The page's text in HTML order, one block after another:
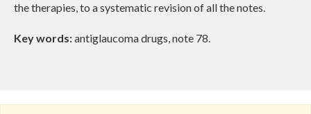
the therapies, to a systematic revision of all the notes.
Key words:antiglaucoma drugs, note 78.